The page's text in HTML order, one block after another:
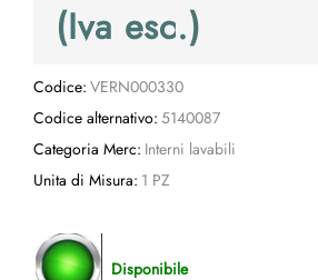
(Iva esc.)
Codice: VERN000330
Codice alternativo: 5140087
Categoria Merc: Interni lavabili
Unita di Misura: 1 PZ
Disponibile